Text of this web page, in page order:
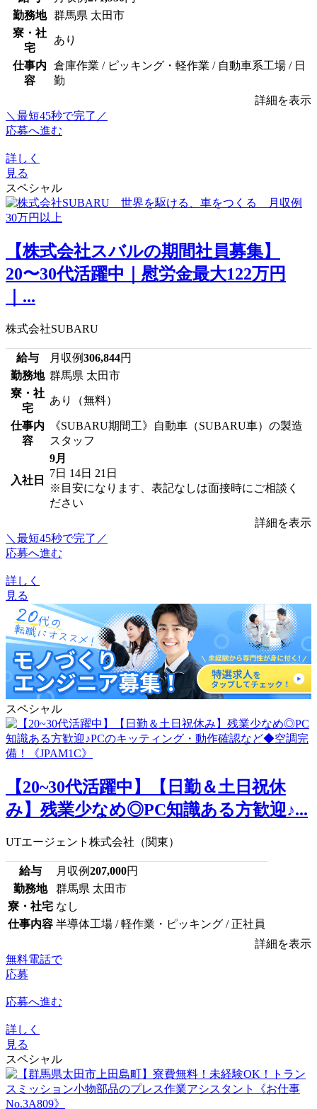
勤務地
群馬県 太田市
寮・社
宅
あり
仕事内
容
倉庫作業 / ピッキング・軽作業 / 自動車系工場 / 日
勤
詳細を表示
＼最短45秒で完了／
応募へ進む
詳しく
見る
スペシャル
【株式会社スバルの期間社員募集】
20〜30代活躍中｜慰労金最大122万円
｜...
株式会社SUBARU
給与 月収例306,844円
勤務地 群馬県 太田市
寮・社
宅
あり（無料）
仕事内
容
《SUBARU期間工》自動車（SUBARU車）の製造
スタッフ
入社日
9月
7日 14日 21日
※目安になります、表記なしは面接時にご相談く
ださい
詳細を表示
＼最短45秒で完了／
応募へ進む
詳しく
見る
スペシャル
【20~30代活躍中】【日勤＆土日祝休
み】残業少なめ◎PC知識ある方歓迎♪...
UTエージェント株式会社（関東）
給与 月収例207,000円
勤務地
群馬県 太田市
寮・社宅 なし
仕事内容 半導体工場 / 軽作業・ピッキング / 正社員
詳細を表示
無料電話で
応募
応募へ進む
詳しく
見る
スペシャル